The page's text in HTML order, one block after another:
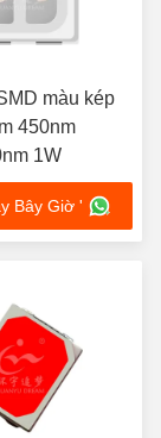
màu kép
450nm
1W
Bây Giờ '